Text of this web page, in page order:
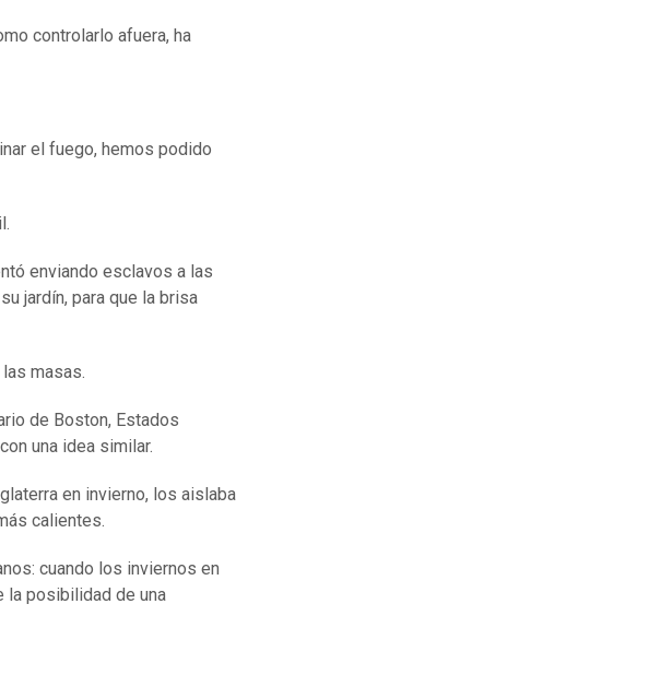
controlarlo afuera, ha
el fuego, hemos podido
enviando esclavos a las
jardín, para que la brisa
masas.
de Boston, Estados
una idea similar.
en invierno, los aislaba
calientes.
cuando los inviernos en
la posibilidad de una